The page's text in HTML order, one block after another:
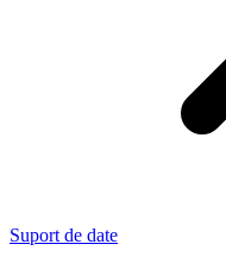
Suport de date